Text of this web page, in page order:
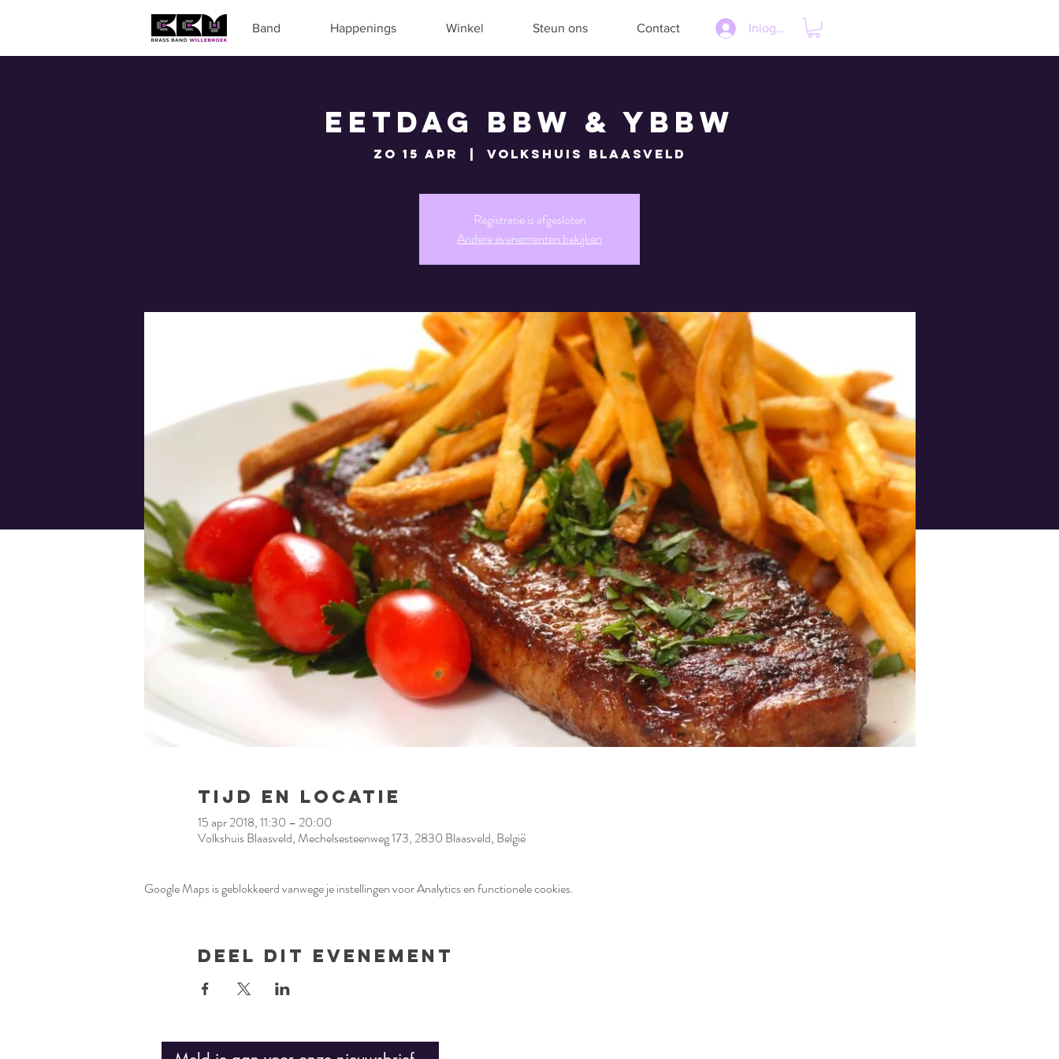
Band Happenings Winkel Steun ons Contact Inloggen
Eetdag BBW & YBBW
zo 15 apr
  |
Volkshuis Blaasveld
Registratie is afgesloten
Andere evenementen bekijken
Tijd en locatie
15 apr 2018, 11:30 – 20:00
Volkshuis Blaasveld, Mechelsesteenweg 173, 2830 Blaasveld, België
Google Maps is geblokkeerd vanwege je instellingen voor Analytics en functionele cookies.
Deel dit evenement